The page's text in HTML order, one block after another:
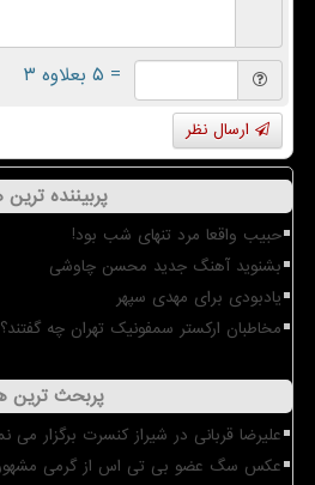
= ۵ بعلاوه ۳
ارسال نظر
پربیننده ترین
حبیب واقعا مرد تنهای شب بود!
بشنوید آهنگ جدید محسن چاوشی
یادبودی برای مهدی سپهر
مخاطبان ارکستر سمفونیک تهران چه گفتند؟
پربحث ترین
علیرضا قربانی در شیراز کنسرت برگزار می
عکس سگ عضو بی تی اس از گرمی